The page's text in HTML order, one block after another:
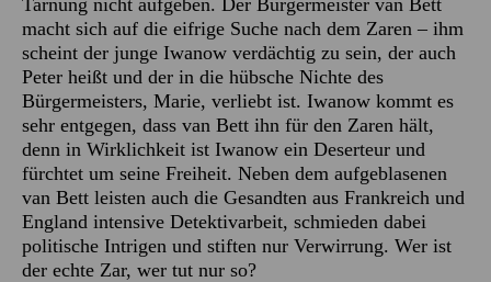
macht sich auf die eifrige Suche nach dem Zaren – ihm
scheint der junge Iwanow verdächtig zu sein, der auch
Peter heißt und der in die hübsche Nichte des
Bürgermeisters, Marie, verliebt ist. Iwanow kommt es
sehr entgegen, dass van Bett ihn für den Zaren hält,
denn in Wirklichkeit ist Iwanow ein Deserteur und
fürchtet um seine Freiheit. Neben dem aufgeblasenen
van Bett leisten auch die Gesandten aus Frankreich und
England intensive Detektivarbeit, schmieden dabei
politische Intrigen und stiften nur Verwirrung. Wer ist
der echte Zar, wer tut nur so?